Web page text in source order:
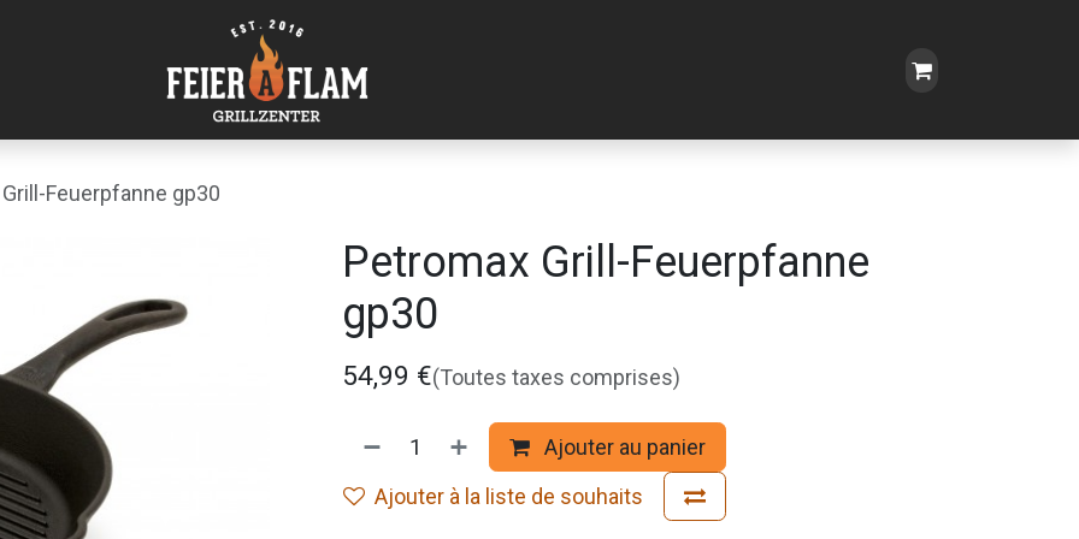
Feuerpfanne gp30
Petromax Grill-Feuerpfanne
gp30
54,99 €(Toutes taxes comprises)
Ajouter au panier
Ajouter à la liste de souhaits